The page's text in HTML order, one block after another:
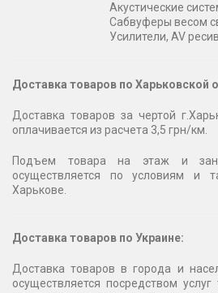
Акустические
Сабвуферы весом
Усилители, AV
Доставка товаров по Харьковской
Доставка товаров за чертой
оплачивается из расчета 3,5 грн/км.
Подъем товара на этаж и
осуществляется по условиям и
Харькове.
Доставка товаров по Украине:
Доставка товаров в города и
осуществляется посредством